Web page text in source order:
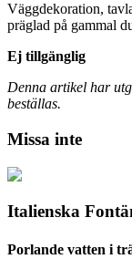
Väggdekoration,
präglad på gammal
Ej tillgänglig
Denna artikel har
beställas.
Missa inte
Italienska
Porlande vatten i